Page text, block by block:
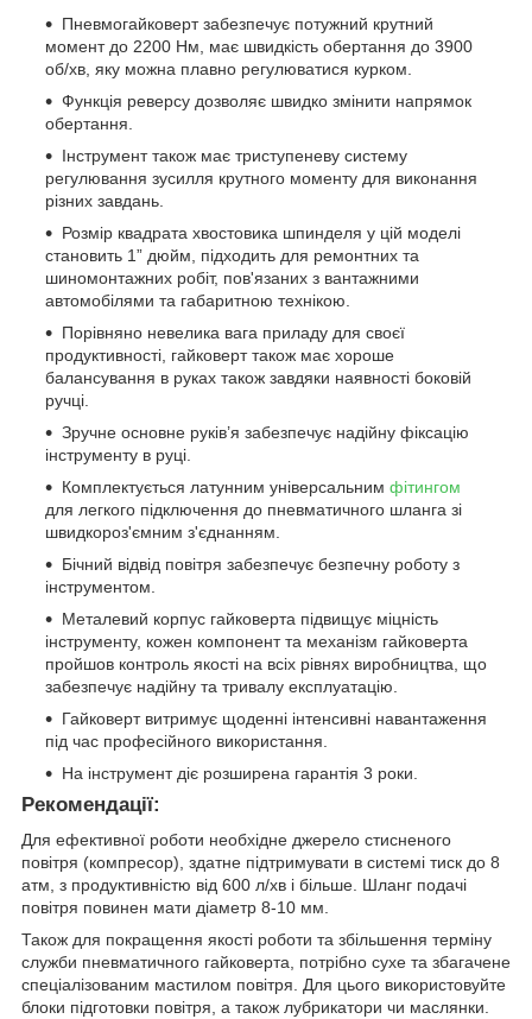
Пневмогайковерт забезпечує потужний крутний
момент до 2200 Нм, має швидкість обертання до 3900
об/хв, яку можна плавно регулюватися курком.
Функція реверсу дозволяє швидко змінити напрямок
обертання.
Інструмент також має триступеневу систему
регулювання зусилля крутного моменту для виконання
різних завдань.
Розмір квадрата хвостовика шпинделя у цій моделі
становить 1” дюйм, підходить для ремонтних та
шиномонтажних робіт, пов'язаних з вантажними
автомобілями та габаритною технікою.
Порівняно невелика вага приладу для своєї
продуктивності, гайковерт також має хороше
балансування в руках також завдяки наявності боковій
ручці.
Зручне основне руків’я забезпечує надійну фіксацію
інструменту в руці.
Комплектується латунним універсальним фітингом
для легкого підключення до пневматичного шланга зі
швидкороз'ємним з'єднанням.
Бічний відвід повітря забезпечує безпечну роботу з
інструментом.
Металевий корпус гайковерта підвищує міцність
інструменту, кожен компонент та механізм гайковерта
пройшов контроль якості на всіх рівнях виробництва, що
забезпечує надійну та тривалу експлуатацію.
Гайковерт витримує щоденні інтенсивні навантаження
під час професійного використання.
На інструмент діє розширена гарантія 3 роки.
Рекомендації:
Для ефективної роботи необхідне джерело стисненого
повітря (компресор), здатне підтримувати в системі тиск до 8
атм, з продуктивністю від 600 л/хв і більше. Шланг подачі
повітря повинен мати діаметр 8-10 мм.
Також для покращення якості роботи та збільшення терміну
служби пневматичного гайковерта, потрібно сухе та збагачене
спеціалізованим мастилом повітря. Для цього використовуйте
блоки підготовки повітря, а також лубрикатори чи маслянки.